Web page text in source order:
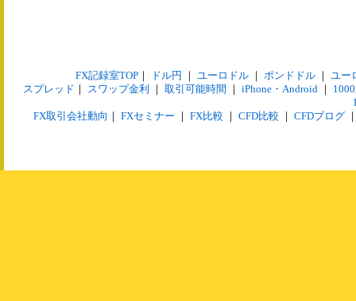
FX記録室TOP｜ ドル円 ｜ ユーロドル｜ ポンドドル｜ ユー
スプレッド ｜ スワップ金利 ｜ 取引可能時間 ｜ iPhone・Android ｜
FX取引会社動向 ｜ FXセミナー ｜ FX比較 ｜ CFD比較 ｜ CFDブログ